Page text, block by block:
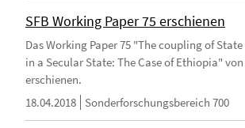
SFB Working Paper 75 erschienen
Das Working Paper 75 "The coupling of
in a Secular State: The Case of Ethiopia"
erschienen.
18.04.2018
Sonderforschungsbereich 700